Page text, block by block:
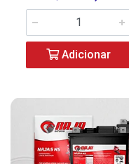
Adicionar